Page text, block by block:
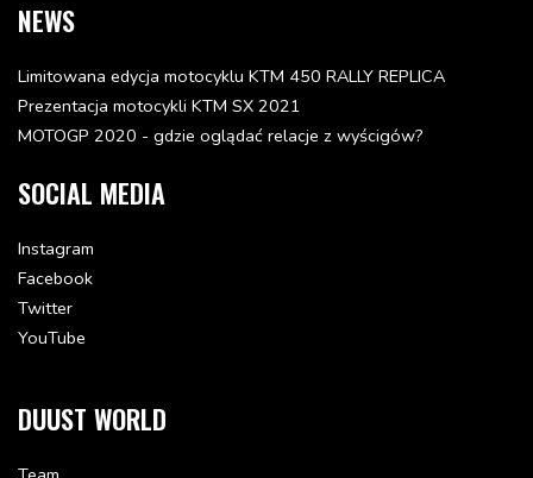
NEWS
Limitowana edycja motocyklu KTM 450 RALLY REPLICA
Prezentacja motocykli KTM SX 2021
MOTOGP 2020 - gdzie oglądać relacje z wyścigów?
SOCIAL MEDIA
Instagram
Facebook
Twitter
YouTube
DUUST WORLD